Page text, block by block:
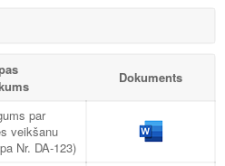
Dokuments
par
veikšanu
Nr. DA-123)